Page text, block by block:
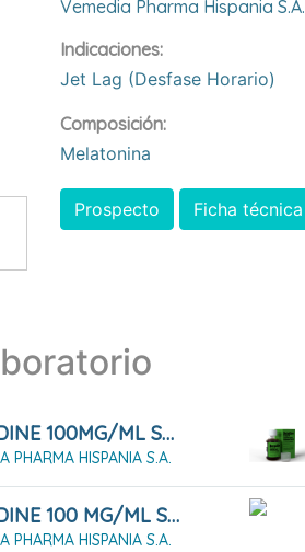
Vemedia Pharma Hispania S.a.
Indicaciones:
Jet Lag (desfase Horario)
Composición:
Melatonina
Prospecto Ficha técnica
BETADINE 100MG/ML SOLUCIÓN CUTÁNEA 125 ML
PHARMA HISPANIA S.A.
BETADINE 100 MG/ML SOLUCIÓN CUTÁNEA 500 ML
PHARMA HISPANIA S.A.